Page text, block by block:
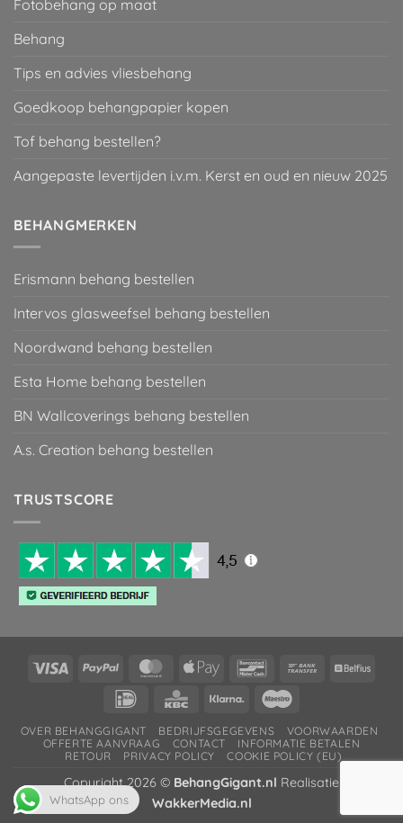
Fotobehang op maat
Behang
Tips en advies vliesbehang
Goedkoop behangpapier kopen
Tof behang bestellen?
Aangepaste levertijden i.v.m. Kerst en oud en nieuw 2025
BEHANGMERKEN
Erismann behang bestellen
Intervos glasweefsel behang bestellen
Noordwand behang bestellen
Esta Home behang bestellen
BN Wallcoverings behang bestellen
A.s. Creation behang bestellen
TRUSTSCORE
Visa PayPal MasterCard
Apple
BancontactBank
IDeal
KBC Klarna
OVER BEHANGGIGANT BEDRIJFSGEGEVENS
VOORWAARDEN
OFFERTE AANVRAAG
CONTACT
INFORMATIE BETALEN
RETOUR
PRIVACY POLICY COOKIE POLICY (EU)
Copyright 2026 © BehangGigant.nl Realisatie
WakkerMedia.nl
WhatsApp ons